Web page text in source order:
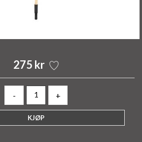
275 kr
- +